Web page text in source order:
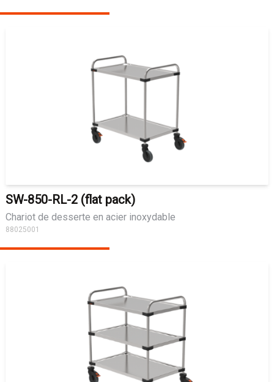
SW-850-RL-2 (flat pack)
Chariot de desserte en acier inoxydable
88025001